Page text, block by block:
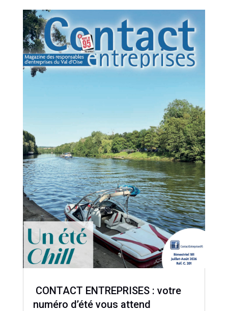
CONTACT ENTREPRISES : votre
numéro d’été vous attend